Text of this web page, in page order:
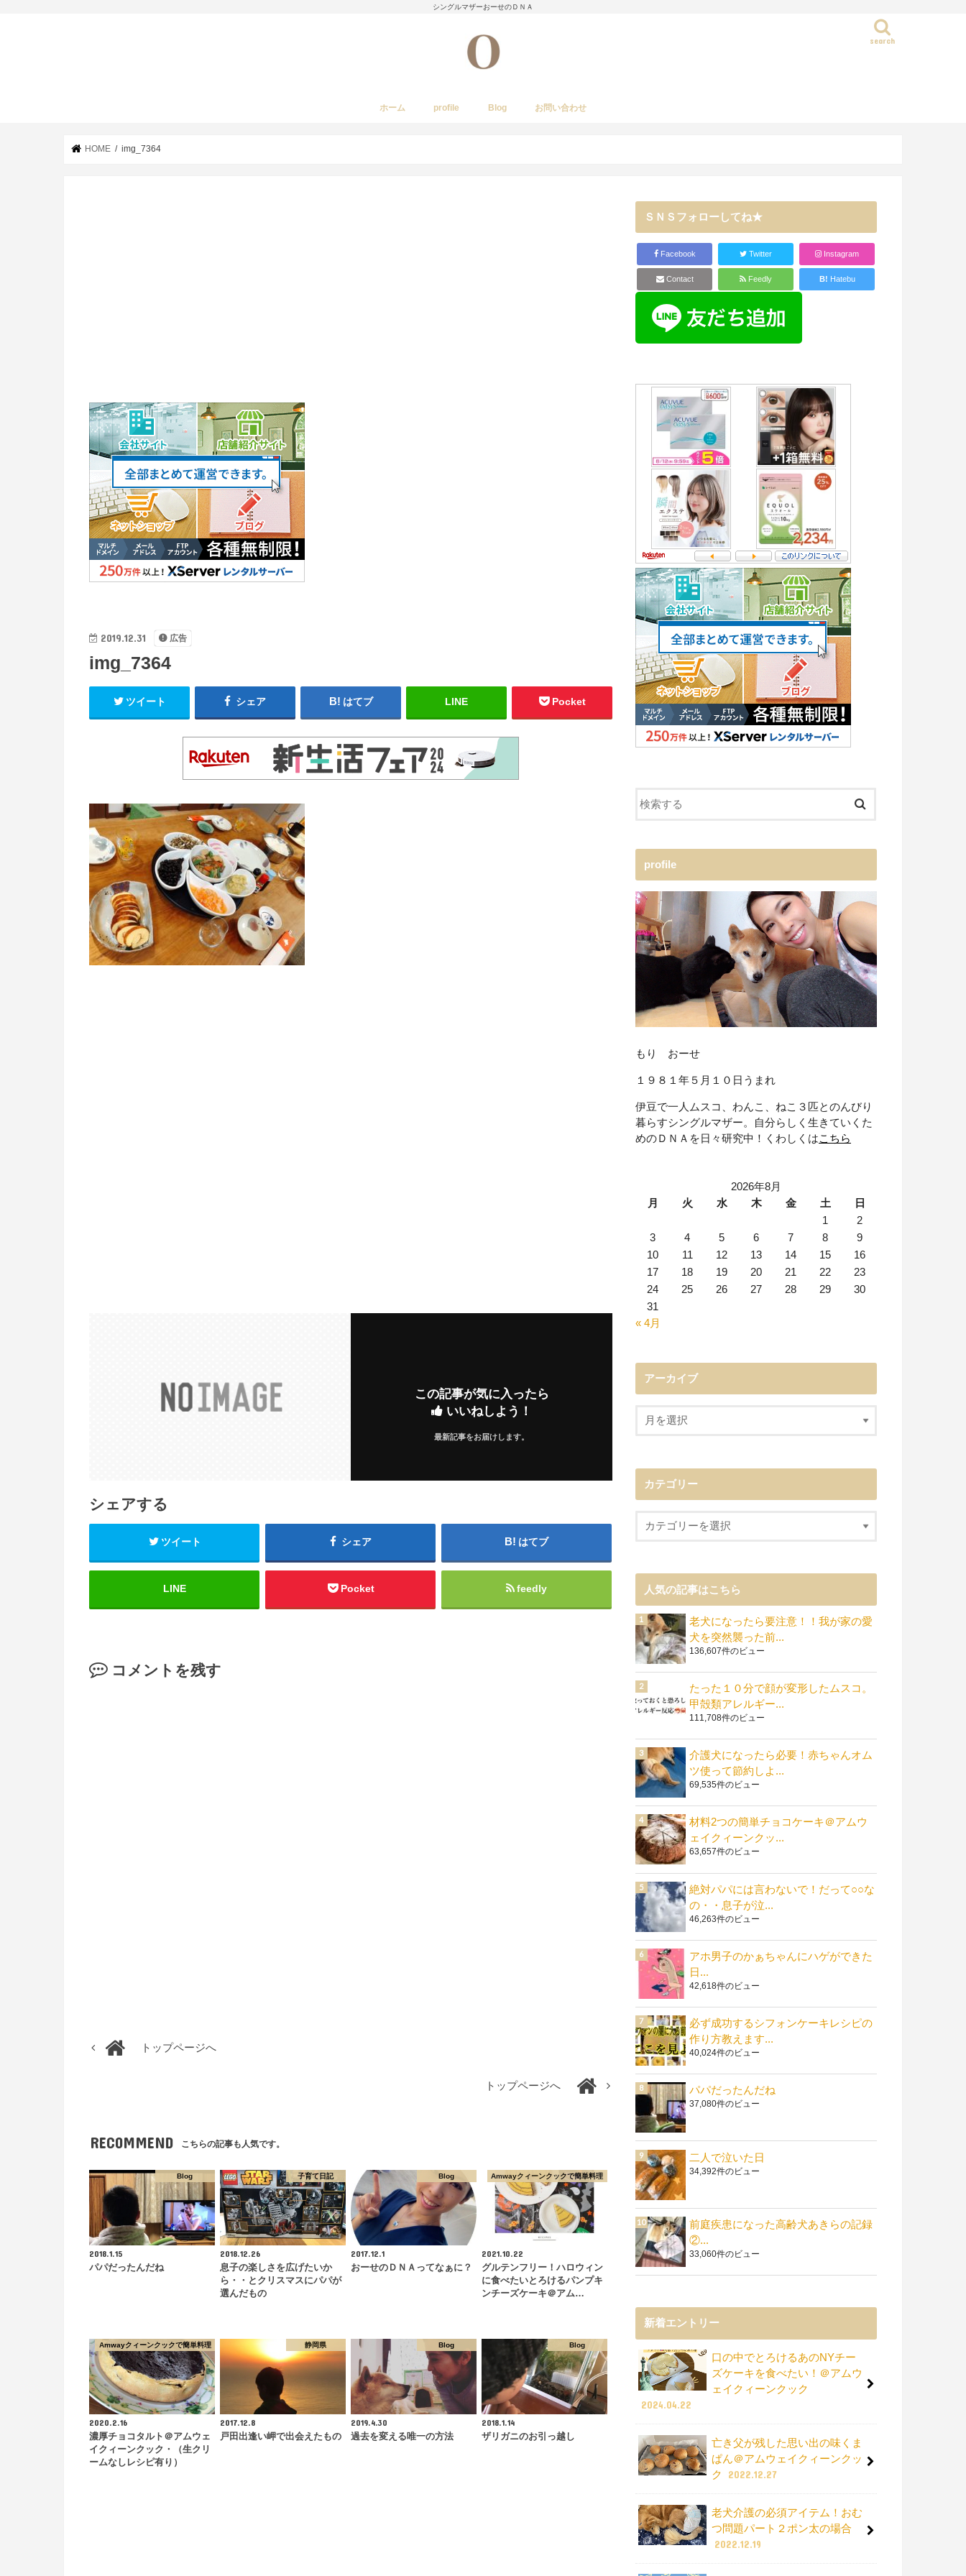
シングルマザーおーせのＤＮＡ
search
ホーム profile Blog お問い合わせ
HOME img_7364
2019.12.31 広告
img_7364
ツイート シェア はてブ LINE Pocket
この記事が気に入ったら
いいねしよう！
最新記事をお届けします。
シェアする
ツイート シェア はてブ
LINE Pocket feedly
コメントを残す
トップページへ
トップページへ
RECOMMEND こちらの記事も人気です。
Blog
2018.1.15
パパだったんだね
子育て日記
2018.12.26
息子の楽しさを広げたいか
ら・・とクリスマスにパパが
選んだもの
Blog
2017.12.1
おーせのＤＮＡってなぁに？
Amwayクィーンクックで簡単料理
2021.10.22
グルテンフリー！ハロウィン
に食べたいとろけるパンプキ
ンチーズケーキ＠アム…
Amwayクィーンクックで簡単料理
2020.2.16
濃厚チョコタルト＠アムウェ
イクィーンクック・（生クリ
ームなしレシピ有り）
静岡県
2017.12.8
戸田出逢い岬で出会えたもの
Blog
2019.4.30
過去を変える唯一の方法
Blog
2018.1.14
ザリガニのお引っ越し
ＳＮＳフォローしてね★
Facebook Twitter Instagram
Contact Feedly B! Hatebu
profile
もり おーせ
１９８１年５月１０日うまれ
伊豆で一人ムスコ、わんこ、ねこ３匹とのんびり
暮らすシングルマザー。自分らしく生きていくた
めのＤＮＡを日々研究中！くわしくはこちら
2026年8月
月
火 水 木 金 土
日
1
2
3
4 5 6 7 8
9
10
11 12 13 14 15
16
17
18 19 20 21 22
23
24
25 26 27 28 29
30
31
« 4月
アーカイブ
カテゴリー
人気の記事はこちら
老犬になったら要注意！！我が家の愛
犬を突然襲った前...
136,607件のビュー
たった１０分で顔が変形したムスコ。
甲殻類アレルギー...
111,708件のビュー
介護犬になったら必要！赤ちゃんオム
ツ使って節約しよ...
69,535件のビュー
材料2つの簡単チョコケーキ＠アムウ
ェイクィーンクッ...
63,657件のビュー
絶対パパには言わないで！だって○○な
の・・息子が泣...
46,263件のビュー
アホ男子のかぁちゃんにハゲができた
日...
42,618件のビュー
必ず成功するシフォンケーキレシピの
作り方教えます...
40,024件のビュー
パパだったんだね
37,080件のビュー
二人で泣いた日
34,392件のビュー
前庭疾患になった高齢犬あきらの記録
②...
33,060件のビュー
新着エントリー
口の中でとろけるあのNYチー
ズケーキを食べたい！＠アムウ
ェイクィーンクック
2024.04.22
亡き父が残した思い出の味くま
ぱん＠アムウェイクィーンクッ
ク
2022.12.27
老犬介護の必須アイテム！おむ
つ問題パート２ポン太の場合
2022.12.19